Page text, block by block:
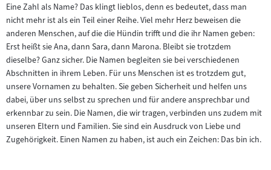
Eine Zahl als Name? Das klingt lieblos, denn es bedeutet, dass man
nicht mehr ist als ein Teil einer Reihe. Viel mehr Herz beweisen die
anderen Menschen, auf die die Hündin trifft und die ihr Namen geben:
Erst heißt sie Ana, dann Sara, dann Marona. Bleibt sie trotzdem
dieselbe? Ganz sicher. Die Namen begleiten sie bei verschiedenen
Abschnitten in ihrem Leben. Für uns Menschen ist es trotzdem gut,
unsere Vornamen zu behalten. Sie geben Sicherheit und helfen uns
dabei, über uns selbst zu sprechen und für andere ansprechbar und
erkennbar zu sein. Die Namen, die wir tragen, verbinden uns zudem mit
unseren Eltern und Familien. Sie sind ein Ausdruck von Liebe und
Zugehörigkeit. Einen Namen zu haben, ist auch ein Zeichen: Das bin ich.